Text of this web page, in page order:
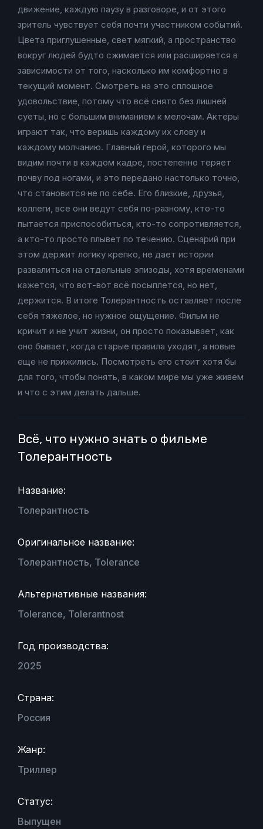
движение, каждую паузу в разговоре, и от этого
зритель чувствует себя почти участником событий.
Цвета приглушенные, свет мягкий, а пространство
вокруг людей будто сжимается или расширяется в
зависимости от того, насколько им комфортно в
текущий момент. Смотреть на это сплошное
удовольствие, потому что всё снято без лишней
суеты, но с большим вниманием к мелочам. Актеры
играют так, что веришь каждому их слову и
каждому молчанию. Главный герой, которого мы
видим почти в каждом кадре, постепенно теряет
почву под ногами, и это передано настолько точно,
что становится не по себе. Его близкие, друзья,
коллеги, все они ведут себя по-разному, кто-то
пытается приспособиться, кто-то сопротивляется,
а кто-то просто плывет по течению. Сценарий при
этом держит логику крепко, не дает истории
развалиться на отдельные эпизоды, хотя временами
кажется, что вот-вот всё посыплется, но нет,
держится. В итоге Толерантность оставляет после
себя тяжелое, но нужное ощущение. Фильм не
кричит и не учит жизни, он просто показывает, как
оно бывает, когда старые правила уходят, а новые
еще не прижились. Посмотреть его стоит хотя бы
для того, чтобы понять, в каком мире мы уже живем
и что с этим делать дальше.
Всё, что нужно знать о фильме
Толерантность
Название:
Толерантность
Оригинальное название:
Толерантность, Tolerance
Альтернативные названия:
Tolerance, Tolerantnost
Год производства:
2025
Страна:
Россия
Жанр:
Триллер
Статус:
Выпущен